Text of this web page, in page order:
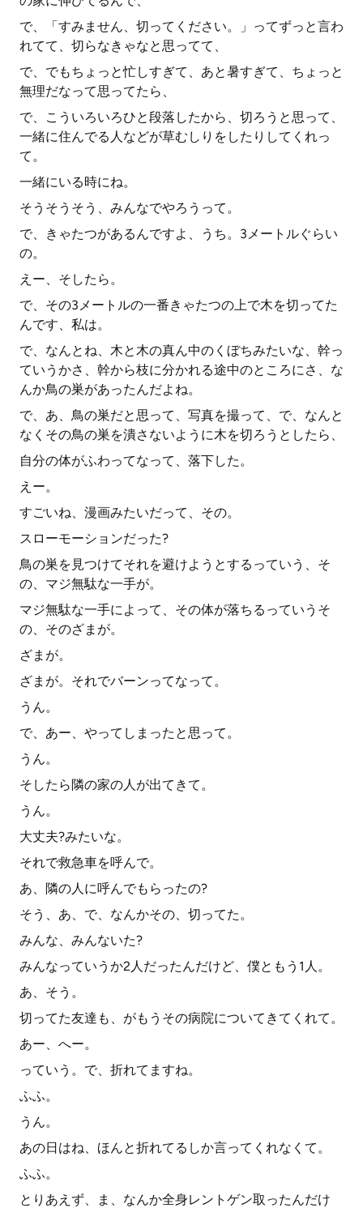
で、「すみません、切ってください。」ってずっと言わ
れてて、切らなきゃなと思ってて、
で、でもちょっと忙しすぎて、あと暑すぎて、ちょっと
無理だなって思ってたら、
で、こういろいろひと段落したから、切ろうと思って、
一緒に住んでる人などが草むしりをしたりしてくれっ
て。
一緒にいる時にね。
そうそうそう、みんなでやろうって。
で、きゃたつがあるんですよ、うち。3メートルぐらい
の。
えー、そしたら。
で、その3メートルの一番きゃたつの上で木を切ってた
んです、私は。
で、なんとね、木と木の真ん中のくぼちみたいな、幹っ
ていうかさ、幹から枝に分かれる途中のところにさ、な
んか鳥の巣があったんだよね。
で、あ、鳥の巣だと思って、写真を撮って、で、なんと
なくその鳥の巣を潰さないように木を切ろうとしたら、
自分の体がふわってなって、落下した。
えー。
すごいね、漫画みたいだって、その。
スローモーションだった?
鳥の巣を見つけてそれを避けようとするっていう、そ
の、マジ無駄な一手が。
マジ無駄な一手によって、その体が落ちるっていうそ
の、そのざまが。
ざまが。
ざまが。それでバーンってなって。
うん。
で、あー、やってしまったと思って。
うん。
そしたら隣の家の人が出てきて。
うん。
大丈夫?みたいな。
それで救急車を呼んで。
あ、隣の人に呼んでもらったの?
そう、あ、で、なんかその、切ってた。
みんな、みんないた?
みんなっていうか2人だったんだけど、僕ともう1人。
あ、そう。
切ってた友達も、がもうその病院についてきてくれて。
あー、へー。
っていう。で、折れてますね。
ふふ。
うん。
あの日はね、ほんと折れてるしか言ってくれなくて。
ふふ。
とりあえず、ま、なんか全身レントゲン取ったんだけ